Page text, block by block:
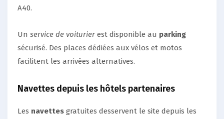
A40.
Un service de voiturier est disponible au parking
sécurisé. Des places dédiées aux vélos et motos
facilitent les arrivées alternatives.
Navettes depuis les hôtels partenaires
Les navettes gratuites desservent le site depuis les